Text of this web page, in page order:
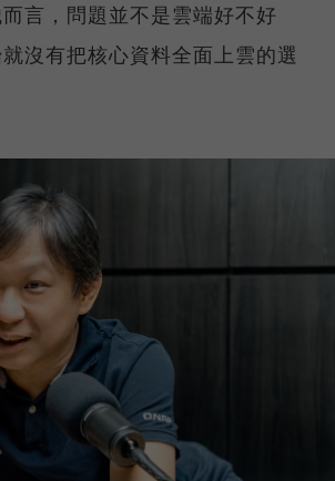
言，問題並不是雲端好不好
沒有把核心資料全面上雲的選